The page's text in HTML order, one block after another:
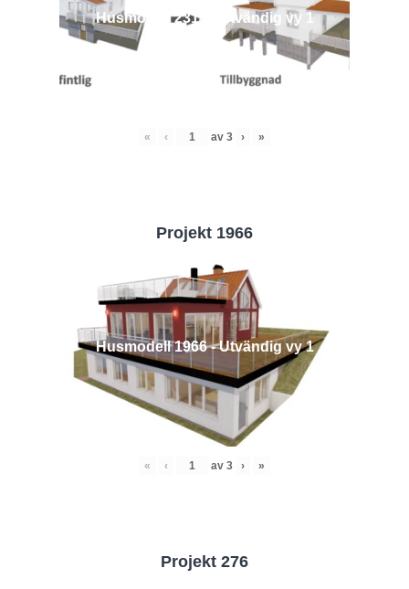
Husmodell 2314 - Utvändig vy 1
« ‹ av 3 › »
Projekt 1966
Husmodell 1966 - Utvändig vy 1
« ‹ av 3 › »
Projekt 276